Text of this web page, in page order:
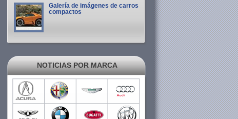
Galería de imágenes de carros
compactos
NOTICIAS POR MARCA